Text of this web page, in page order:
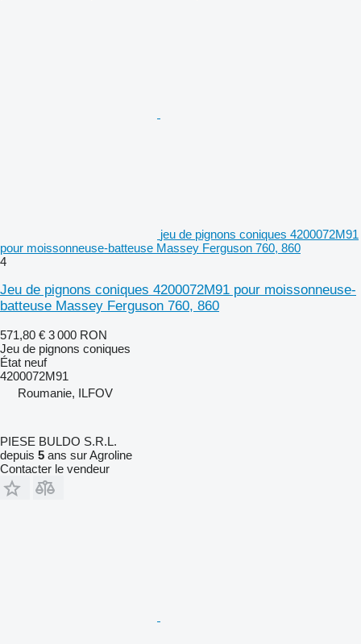
jeu de pignons coniques 4200072M91
pour moissonneuse-batteuse Massey Ferguson 760, 860
4
Jeu de pignons coniques 4200072M91 pour moissonneuse-
batteuse Massey Ferguson 760, 860
571,80 € 3 000 RON
Jeu de pignons coniques
État neuf
4200072M91
Roumanie, ILFOV
PIESE BULDO S.R.L.
depuis 5 ans sur Agroline
Contacter le vendeur